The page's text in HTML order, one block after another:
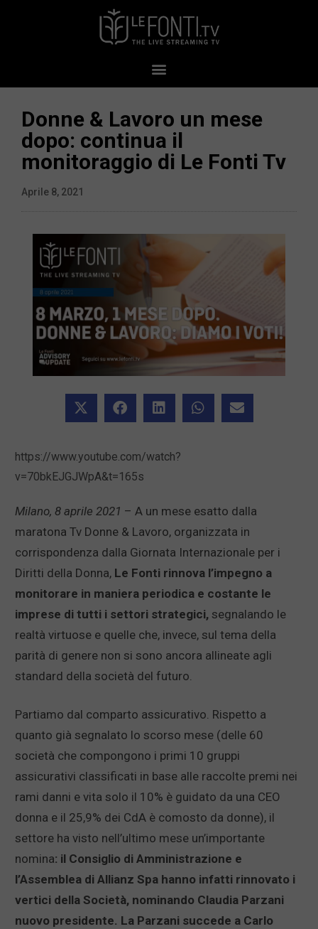
Donne & Lavoro un mese
dopo: continua il
monitoraggio di Le Fonti Tv
Aprile 8, 2021
https://www.youtube.com/watch?
v=70bkEJGJWpA&t=165s
Milano, 8 aprile 2021 – A un mese esatto dalla
maratona Tv Donne & Lavoro, organizzata in
corrispondenza dalla Giornata Internazionale per i
Diritti della Donna, Le Fonti rinnova l’impegno a
monitorare in maniera periodica e costante le
imprese di tutti i settori strategici, segnalando le
realtà virtuose e quelle che, invece, sul tema della
parità di genere non si sono ancora allineate agli
standard della società del futuro.
Partiamo dal comparto assicurativo. Rispetto a
quanto già segnalato lo scorso mese (delle 60
società che compongono i primi 10 gruppi
assicurativi classificati in base alle raccolte premi nei
rami danni e vita solo il 10% è guidato da una CEO
donna e il 25,9% dei CdA è comosto da donne), il
settore ha visto nell’ultimo mese un’importante
nomina: il Consiglio di Amministrazione e
l’Assemblea di Allianz Spa hanno infatti rinnovato i
vertici della Società, nominando Claudia Parzani
nuovo presidente. La Parzani succede a Carlo